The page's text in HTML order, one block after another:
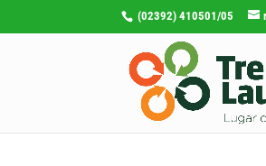
(02392) 410501/05